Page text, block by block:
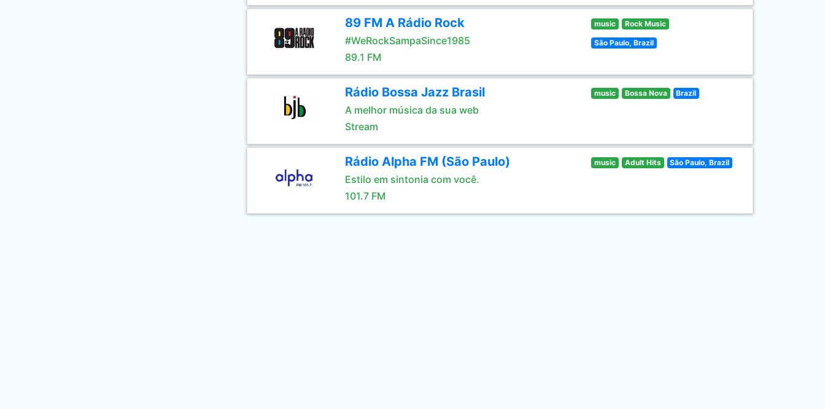
89 FM A Rádio Rock
#WeRockSampaSince1985
89.1 FM
music Rock Music
São Paulo, Brazil
Rádio Bossa Jazz Brasil
A melhor música da sua web
Stream
music Bossa Nova Brazil
Rádio Alpha FM (São Paulo)
Estilo em sintonia com você.
101.7 FM
music Adult Hits São Paulo, Brazil